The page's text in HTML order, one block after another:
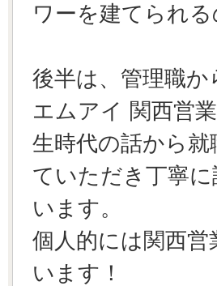
ワーを建てられ
後半は、管理職
エムアイ 関西営
生時代の話から
ていただき丁寧
います。
個人的には関西
います！